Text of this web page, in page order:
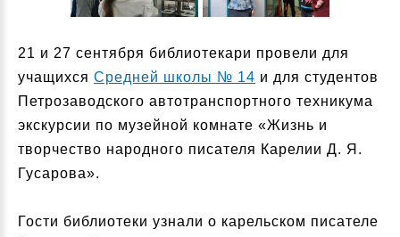
21 и 27 сентября библиотекари провели для
учащихся Средней школы № 14 и для студентов
Петрозаводского автотранспортного техникума
экскурсии по музейной комнате «Жизнь и
творчество народного писателя Карелии Д. Я.
Гусарова».
Гости библиотеки узнали о карельском писателе